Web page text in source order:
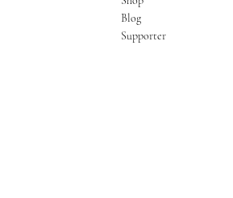
Blog
Supporter